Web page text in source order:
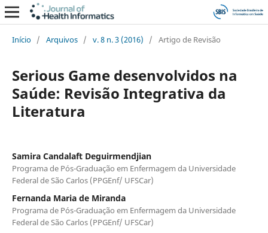
Início / Arquivos / v. 8 n. 3 (2016) / Artigo de Revisão
Serious Game desenvolvidos na
Saúde: Revisão Integrativa da
Literatura
Samira Candalaft Deguirmendjian
Programa de Pós-Graduação em Enfermagem da Universidade
Federal de São Carlos (PPGEnf/ UFSCar)
Fernanda Maria de Miranda
Programa de Pós-Graduação em Enfermagem da Universidade
Federal de São Carlos (PPGEnf/ UFSCar)